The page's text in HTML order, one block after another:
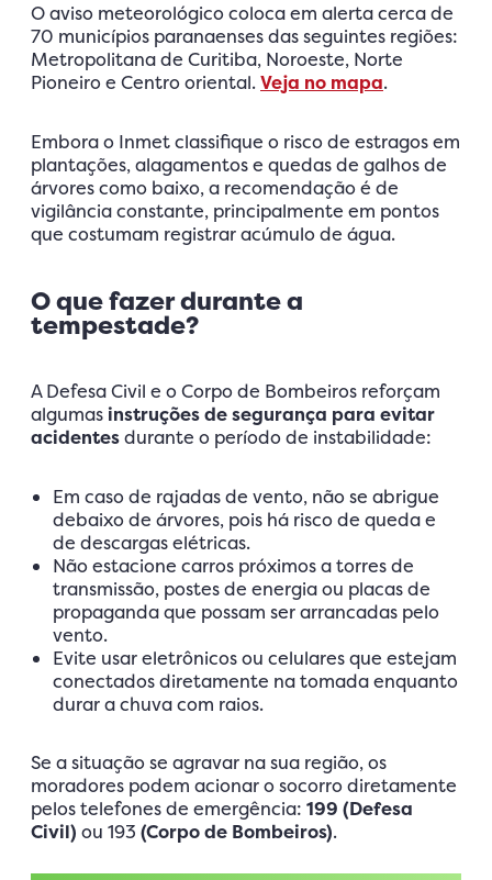
O aviso meteorológico coloca em alerta cerca de
70 municípios paranaenses das seguintes regiões:
Metropolitana de Curitiba, Noroeste, Norte
Pioneiro e Centro oriental.Veja no mapa.
Embora o Inmet classifique o risco de estragos em
plantações, alagamentos e quedas de galhos de
árvores como baixo, a recomendação é de
vigilância constante, principalmente em pontos
que costumam registrar acúmulo de água.
O que fazer durante a
tempestade?
A Defesa Civil e o Corpo de Bombeiros reforçam
algumas instruções de segurança para evitar
acidentesdurante o período de instabilidade:
Em caso de rajadas de vento, não se abrigue
debaixo de árvores, pois há risco de queda e
de descargas elétricas.
Não estacione carros próximos a torres de
transmissão, postes de energia ou placas de
propaganda que possam ser arrancadas pelo
vento.
Evite usar eletrônicos ou celulares que estejam
conectados diretamente na tomada enquanto
durar a chuva com raios.
Se a situação se agravar na sua região, os
moradores podem acionar o socorro diretamente
pelos telefones de emergência: 199 (Defesa
Civil) ou 193 (Corpo de Bombeiros).